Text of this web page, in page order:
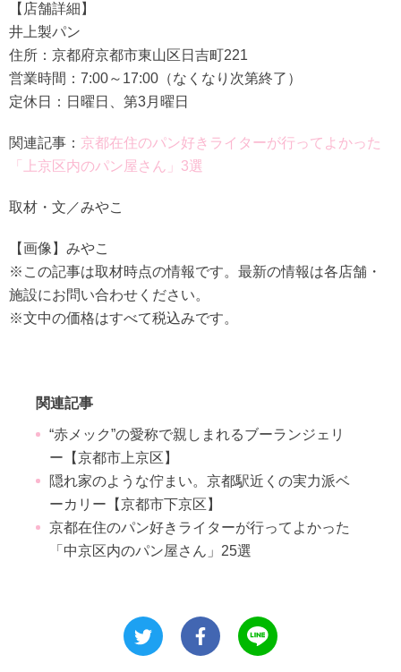
【店舗詳細】
井上製パン
住所：京都府京都市東山区日吉町221
営業時間：7:00～17:00（なくなり次第終了）
定休日：日曜日、第3月曜日
関連記事： 京都在住のパン好きライターが行ってよかった
「上京区内のパン屋さん」3選
取材・文／みやこ
【画像】みやこ
※この記事は取材時点の情報です。最新の情報は各店舗・
施設にお問い合わせください。
※文中の価格はすべて税込みです。
関連記事
“赤メック”の愛称で親しまれるブーランジェリ
ー【京都市上京区】
隠れ家のような佇まい。京都駅近くの実力派ベ
ーカリー【京都市下京区】
京都在住のパン好きライターが行ってよかった
「中京区内のパン屋さん」25選